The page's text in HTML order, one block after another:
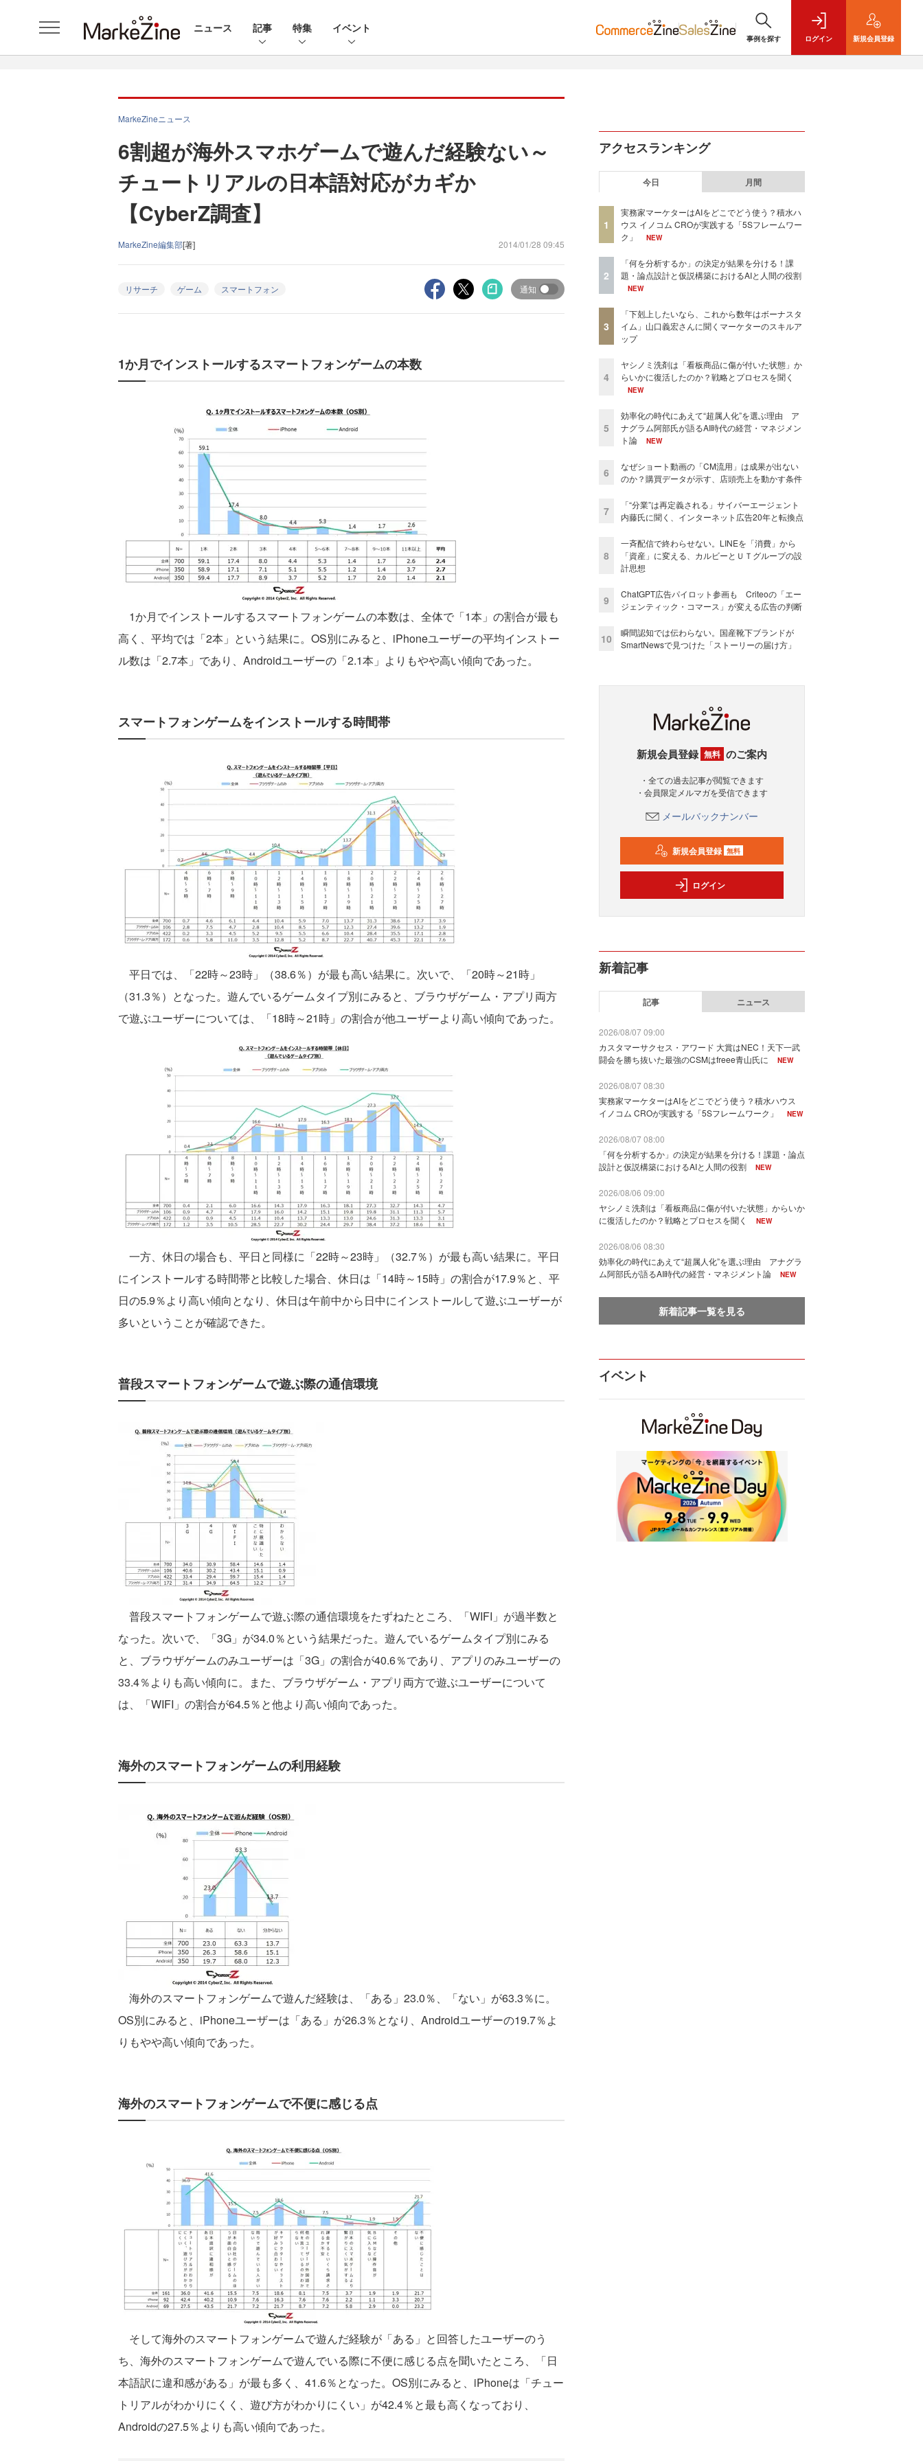
ニュース 記事 特集 イベント
事例を探す ログイン 新規会員登録
MarkeZineニュース
6割超が海外スマホゲームで遊んだ経験ない～
チュートリアルの日本語対応がカギか
【CyberZ調査】
MarkeZine編集部[著] 2014/01/28 09:45
リサーチ ゲーム スマートフォン 通知
1か月でインストールするスマートフォンゲームの本数
1か月でインストールするスマートフォンゲームの本数は、全体で「1本」の割合が最も
高く、平均では「2本」という結果に。OS別にみると、iPhoneユーザーの平均インストー
ル数は「2.7本」であり、Androidユーザーの「2.1本」よりもやや高い傾向であった。
スマートフォンゲームをインストールする時間帯
平日では、「22時～23時」（38.6％）が最も高い結果に。次いで、「20時～21時」
（31.3％）となった。遊んでいるゲームタイプ別にみると、ブラウザゲーム・アプリ両方
で遊ぶユーザーについては、「18時～21時」の割合が他ユーザーより高い傾向であった。
一方、休日の場合も、平日と同様に「22時～23時」（32.7％）が最も高い結果に。平日
にインストールする時間帯と比較した場合、休日は「14時～15時」の割合が17.9％と、平
日の5.9％より高い傾向となり、休日は午前中から日中にインストールして遊ぶユーザーが
多いということが確認できた。
普段スマートフォンゲームで遊ぶ際の通信環境
普段スマートフォンゲームで遊ぶ際の通信環境をたずねたところ、「WIFI」が過半数と
なった。次いで、「3G」が34.0％という結果だった。遊んでいるゲームタイプ別にみる
と、ブラウザゲームのみユーザーは「3G」の割合が40.6％であり、アプリのみユーザーの
33.4％よりも高い傾向に。また、ブラウザゲーム・アプリ両方で遊ぶユーザーについて
は、「WIFI」の割合が64.5％と他より高い傾向であった。
海外のスマートフォンゲームの利用経験
海外のスマートフォンゲームで遊んだ経験は、「ある」23.0％、「ない」が63.3％に。
OS別にみると、iPhoneユーザーは「ある」が26.3％となり、Androidユーザーの19.7％よ
りもやや高い傾向であった。
海外のスマートフォンゲームで不便に感じる点
そして海外のスマートフォンゲームで遊んだ経験が「ある」と回答したユーザーのう
ち、海外のスマートフォンゲームで遊んでいる際に不便に感じる点を聞いたところ、「日
本語訳に違和感がある」が最も多く、41.6％となった。OS別にみると、iPhoneは「チュー
トリアルがわかりにくく、遊び方がわかりにくい」が42.4％と最も高くなっており、
Androidの27.5％よりも高い傾向であった。
アクセスランキング
今日 月間
1
実務家マーケターはAIをどこでどう使う？積水ハ
ウス イノコム CROが実践する「5Sフレームワー
ク」
NEW
2
「何を分析するか」の決定が結果を分ける！課
題・論点設計と仮説構築におけるAIと人間の役割
NEW
3
「下剋上したいなら、これから数年はボーナスタ
イム」山口義宏さんに聞くマーケターのスキルア
ップ
4
ヤシノミ洗剤は「看板商品に傷が付いた状態」か
らいかに復活したのか？戦略とプロセスを聞く
NEW
5
効率化の時代にあえて“超属人化”を選ぶ理由 ア
ナグラム阿部氏が語るAI時代の経営・マネジメン
ト論
NEW
6
なぜショート動画の「CM流用」は成果が出ない
のか？購買データが示す、店頭売上を動かす条件
7
「“分業”は再定義される」サイバーエージェント
内藤氏に聞く、インターネット広告20年と転換点
8
一斉配信で終わらせない。LINEを「消費」から
「資産」に変える、カルビーとＵＴグループの設
計思想
9
ChatGPT広告パイロット参画も Criteoの「エー
ジェンティック・コマース」が変える広告の判断
10
瞬間認知では伝わらない。国産靴下ブランドが
SmartNewsで見つけた「ストーリーの届け方」
新規会員登録 無料 のご案内
・全ての過去記事が閲覧できます
・会員限定メルマガを受信できます
メールバックナンバー
新規会員登録 無料
ログイン
新着記事
記事 ニュース
2026/08/07 09:00
カスタマーサクセス・アワード 大賞はNEC！天下一武
闘会を勝ち抜いた最強のCSMはfreee青山氏に
NEW
2026/08/07 08:30
実務家マーケターはAIをどこでどう使う？積水ハウス
イノコム CROが実践する「5Sフレームワーク」
NEW
2026/08/07 08:00
「何を分析するか」の決定が結果を分ける！課題・論点
設計と仮説構築におけるAIと人間の役割
NEW
2026/08/06 09:00
ヤシノミ洗剤は「看板商品に傷が付いた状態」からいか
に復活したのか？戦略とプロセスを聞く
NEW
2026/08/06 08:30
効率化の時代にあえて“超属人化”を選ぶ理由 アナグラ
ム阿部氏が語るAI時代の経営・マネジメント論
NEW
新着記事一覧を見る
イベント